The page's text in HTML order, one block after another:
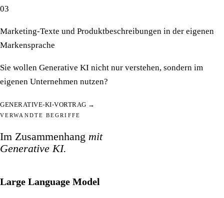
03
Marketing-Texte und Produktbeschreibungen in der eigenen
Markensprache
Sie wollen Generative KI nicht nur verstehen, sondern im
eigenen Unternehmen nutzen?
GENERATIVE-KI-VORTRAG →
VERWANDTE BEGRIFFE
Im Zusammenhang mit
Generative KI.
Large Language Model